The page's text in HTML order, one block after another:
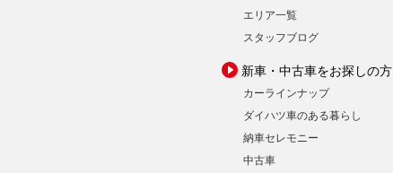
エリア一覧
スタッフブログ
新車・中古車をお探しの方
カーラインナップ
ダイハツ車のある暮らし
納車セレモニー
中古車